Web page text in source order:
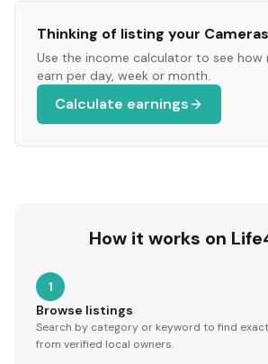
Thinking of listing your
Use the income calculator to see how
earn per day, week or month.
Calculate earnings
How it works on
1
Browse listings
Search by category or keyword to find
from verified local owners.